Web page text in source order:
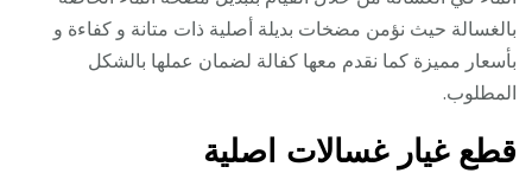
بالغسالة حيث نؤمن مضخات بديلة أصلية ذات متانة و كفاءة و
بأسعار مميزة كما نقدم معها كفالة لضمان عملها بالشكل
المطلوب.
قطع غيار غسالات اصلية